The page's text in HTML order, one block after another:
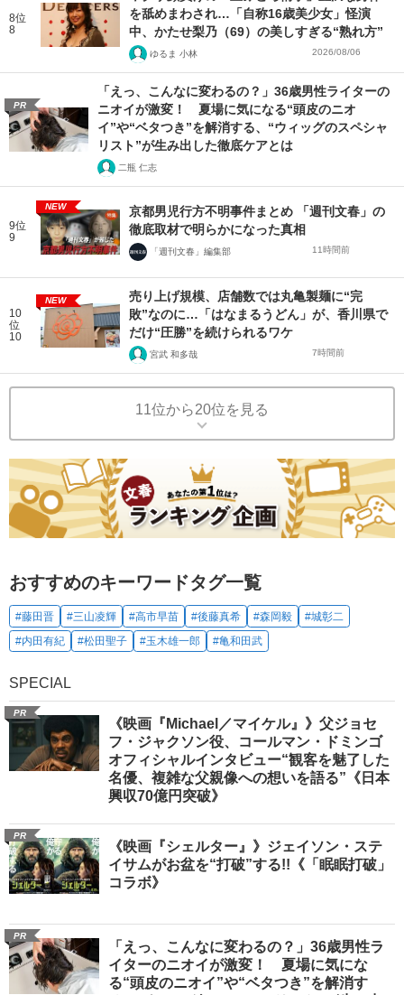
8位
8
を舐めまわされ…「自称16歳美少女」怪演
中、かたせ梨乃（69）の美しすぎる“熟れ方”
ゆるま 小林 2026/08/06
PR
「えっ、こんなに変わるの？」36歳男性ライターの
ニオイが激変！ 夏場に気になる“頭皮のニオ
イ”や“ベタつき”を解消する、“ウィッグのスペシャ
リスト”が生み出した徹底ケアとは
二瓶 仁志
9位
9
NEW
京都男児行方不明事件まとめ 「週刊文春」の
徹底取材で明らかになった真相
「週刊文春」編集部 11時間前
10
位
10
NEW
売り上げ規模、店舗数では丸亀製麺に“完
敗”なのに…「はなまるうどん」が、香川県で
だけ“圧勝”を続けられるワケ
宮武 和多哉 7時間前
11位から20位を見る
おすすめのキーワードタグ一覧
#藤田晋 #三山凌輝 #高市早苗 #後藤真希 #森岡毅
#城彰二
#内田有紀
#松田聖子 #玉木雄一郎 #亀和田武
SPECIAL
PR
《映画『Michael／マイケル』》父ジョセ
フ・ジャクソン役、コールマン・ドミンゴ
オフィシャルインタビュー“観客を魅了した
名優、複雑な父親像への想いを語る”《日本
興収70億円突破》
PR
《映画『シェルター』》ジェイソン・ステ
イサムがお盆を“打破”する!!《「眠眠打破」
コラボ》
PR
「えっ、こんなに変わるの？」36歳男性ラ
イターのニオイが激変！ 夏場に気にな
る“頭皮のニオイ”や“ベタつき”を解消す